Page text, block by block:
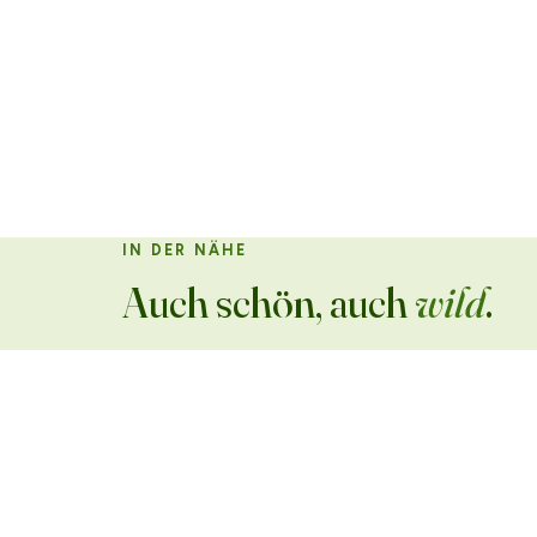
IN DER NÄHE
Auch schön, auchwild.